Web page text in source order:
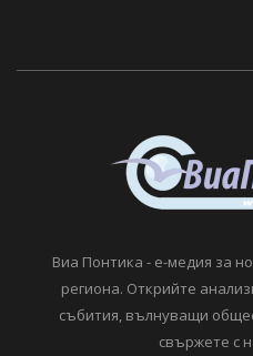
Виа Понтика - е-медия за
региона. Открийте
събития, вълнуващи
свържете с